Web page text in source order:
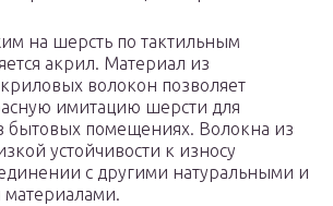
на шерсть по тактильным
акрил. Материал из
волокон позволяет
имитацию шерсти для
бытовых помещениях. Волокна из
устойчивости к износу
с другими натуральными и
материалами.